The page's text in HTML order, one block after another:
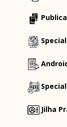
Jilha